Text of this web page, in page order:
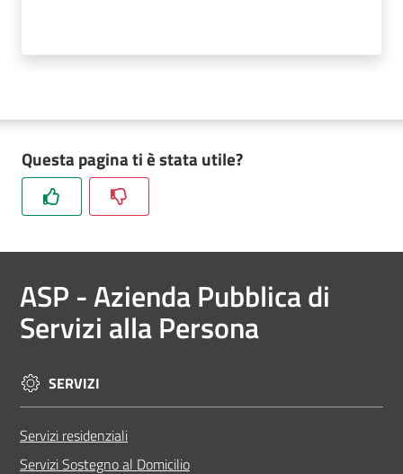
Documenti
ASP
il
Progetti
Posti
Privati
Questa pagina ti è stata utile?
ASP - Azienda Pubblica di
Servizi alla Persona
SERVIZI
Servizi residenziali
Servizi Sostegno al Domicilio